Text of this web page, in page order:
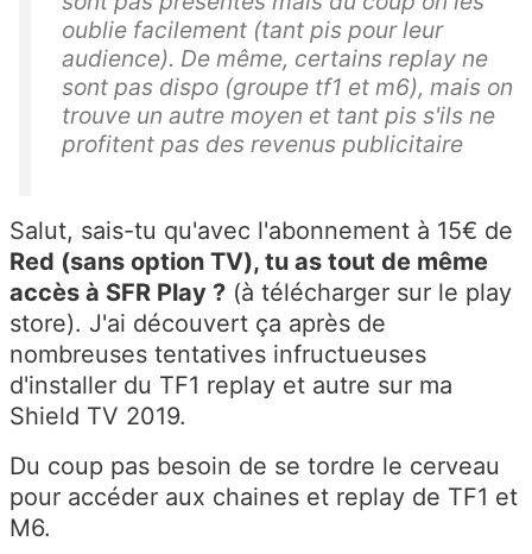
oublie facilement (tant pis pour leur
audience). De même, certains replay ne
sont pas dispo (groupe tf1 et m6), mais on
trouve un autre moyen et tant pis s'ils ne
profitent pas des revenus publicitaire
Salut, sais-tu qu'avec l'abonnement à 15€ de
Red (sans option TV), tu as tout de même
accès à SFR Play ? (à télécharger sur le play
store). J'ai découvert ça après de
nombreuses tentatives infructueuses
d'installer du TF1 replay et autre sur ma
Shield TV 2019.
Du coup pas besoin de se tordre le cerveau
pour accéder aux chaines et replay de TF1 et
M6.